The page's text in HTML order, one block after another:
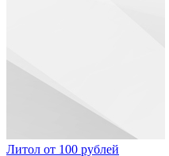
Литол от 100 рублей